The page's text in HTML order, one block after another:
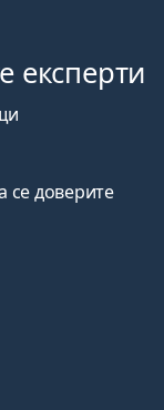
експерти
се доверите